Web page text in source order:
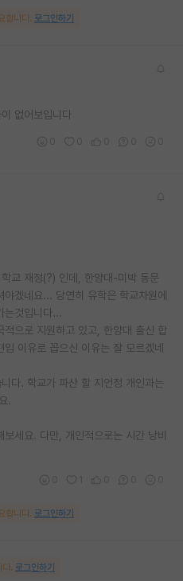
합니다. 로그인하기
없어보입니다
교 재정(?) 인데, 한양대-미박 동문
겠네요... 당연히 유학은 학교차원에
것입니다...
적으로 지원하고 있고, 한양대 출신 합
이유로 꼽으신 이유는 잘 모르겠네
다. 학교가 파산 할 지언정 개인과는
.
세요. 다만, 개인적으로는 시간 낭비
합니다. 로그인하기
다. 로그인하기